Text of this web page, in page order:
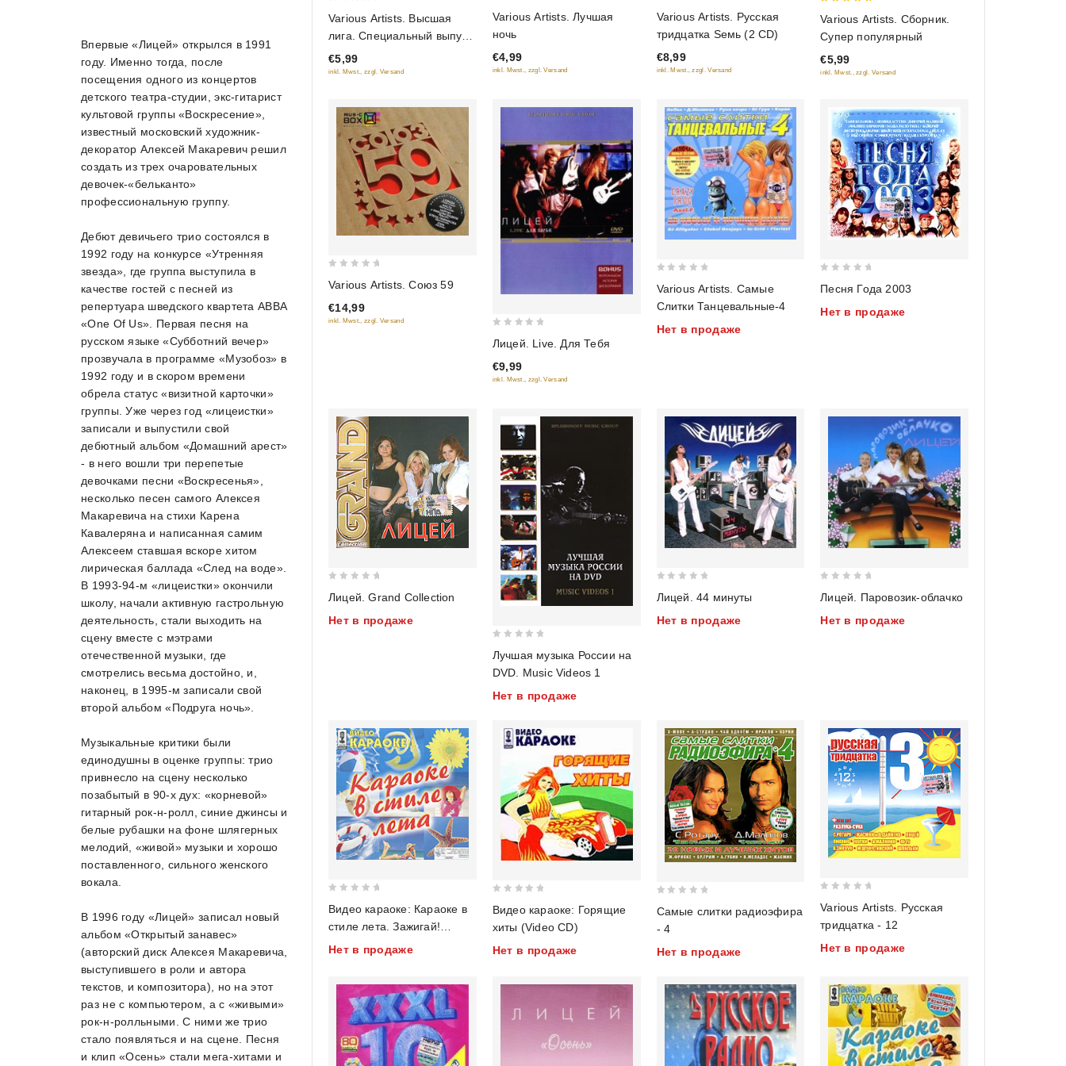
of
5
Various Artists. Высшая
лига. Специальный выпуск.
Весна
€5,99
inkl. Mwst., zzgl. Versand
of
5
Various Artists. Лучшая
ночь
€4,99
inkl. Mwst., zzgl. Versand
of
5
Various Artists. Русская
тридцатка Sемь (2 CD)
€8,99
inkl. Mwst., zzgl. Versand
Various Artists. Сборник.
Супер популярный
€5,99
inkl. Mwst., zzgl. Versand
of
5
Various ‎Artists. Союз 59
€14,99
inkl. Mwst., zzgl. Versand
of
5
Лицей. Live. Для Тебя
€9,99
inkl. Mwst., zzgl. Versand
of
5
Various Artists. Самые
Слитки Танцевальные-4
Нет в продаже
of
Песня Года 2003
Нет в продаже
of
Лицей. Grand Collection
Нет в продаже
out
of
5
Лучшая музыка России на
DVD. Music Videos 1
Нет в продаже
of
Лицей. 44 минуты
Нет в продаже
of
Лицей. Паровозик-облачко
Нет в продаже
out
of
5
Видео караоке: Караоке в
стиле лета. Зажигай!
(mpeg4 Video)
Нет в продаже
out
of
5
Видео караоке: Горящие
хиты (Video CD)
Нет в продаже
of
5
Самые слитки радиоэфира
- 4
Нет в продаже
of
5
Various Artists. Русская
тридцатка - 12
Нет в продаже
Впервые «Лицей» открылся в 1991
году. Именно тогда, после
посещения одного из концертов
детского театра-студии, экс-гитарист
культовой группы «Воскресение»,
известный московский художник-
декоратор Алексей Макаревич решил
создать из трех очаровательных
девочек-«бельканто»
профессиональную группу.
Дебют девичьего трио состоялся в
1992 году на конкурсе «Утренняя
звезда», где группа выступила в
качестве гостей с песней из
репертуара шведского квартета ABBA
«One Of Us». Первая песня на
русском языке «Субботний вечер»
прозвучала в программе «Музобоз» в
1992 году и в скором времени
обрела статус «визитной карточки»
группы. Уже через год «лицеистки»
записали и выпустили свой
дебютный альбом «Домашний арест»
- в него вошли три перепетые
девочками песни «Воскресенья»,
несколько песен самого Алексея
Макаревича на стихи Карена
Кавалеряна и написанная самим
Алексеем ставшая вскоре хитом
лирическая баллада «След на воде».
В 1993-94-м «лицеистки» окончили
школу, начали активную гастрольную
деятельность, стали выходить на
сцену вместе с мэтрами
отечественной музыки, где
смотрелись весьма достойно, и,
наконец, в 1995-м записали свой
второй альбом «Подруга ночь».
Музыкальные критики были
единодушны в оценке группы: трио
привнесло на сцену несколько
позабытый в 90-х дух: «корневой»
гитарный рок-н-ролл, синие джинсы и
белые рубашки на фоне шлягерных
мелодий, «живой» музыки и хорошо
поставленного, сильного женского
вокала.
В 1996 году «Лицей» записал новый
альбом «Открытый занавес»
(авторский диск Алексея Макаревича,
выступившего в роли и автора
текстов, и композитора), но на этот
раз не с компьютером, а с «живыми»
рок-н-ролльными. С ними же трио
стало появляться и на сцене. Песня
и клип «Осень» стали мега-хитами и